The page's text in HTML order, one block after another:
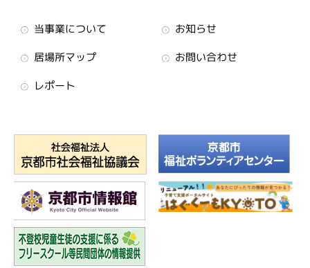
当事業について
お知らせ
居場所マップ
お問い合わせ
レポート